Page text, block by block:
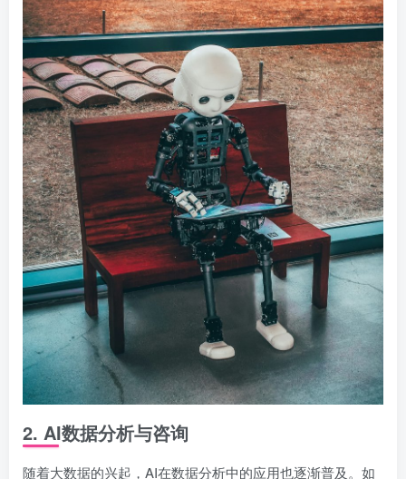
2. AI数据分析与咨询
随着大数据的兴起，AI在数据分析中的应用也逐渐普及。如